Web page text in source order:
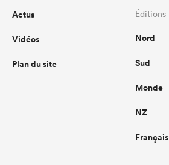
Actus
Vidéos
Plan du site
Éditions
Nord
Sud
Monde
NZ
Français